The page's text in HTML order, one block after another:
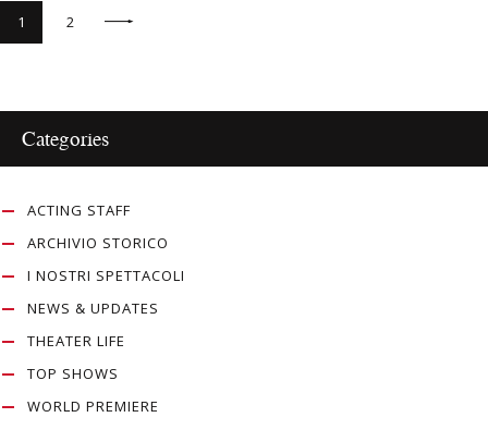
Navigazione
articoli
PAGE
1 PAGE
2
Categories
ACTING STAFF
ARCHIVIO STORICO
I NOSTRI SPETTACOLI
NEWS & UPDATES
THEATER LIFE
TOP SHOWS
WORLD PREMIERE